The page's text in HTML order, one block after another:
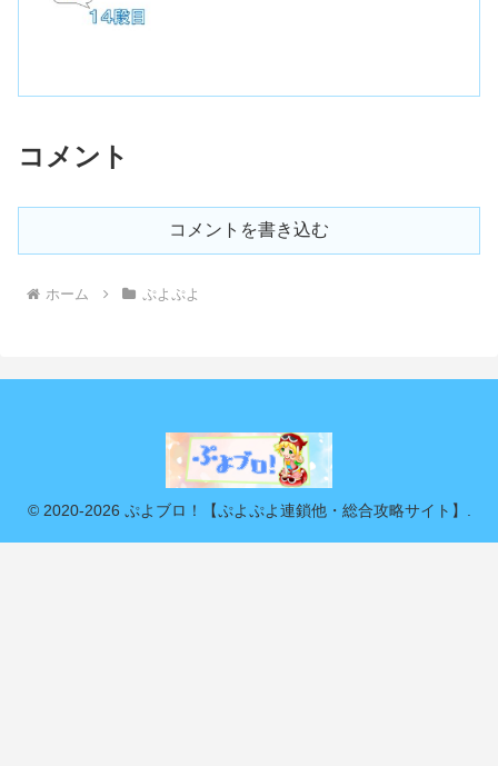
コメント
コメントを書き込む
ホーム ぷよぷよ
© 2020-2026 ぷよブロ！【ぷよぷよ連鎖他・総合攻略サイト】.